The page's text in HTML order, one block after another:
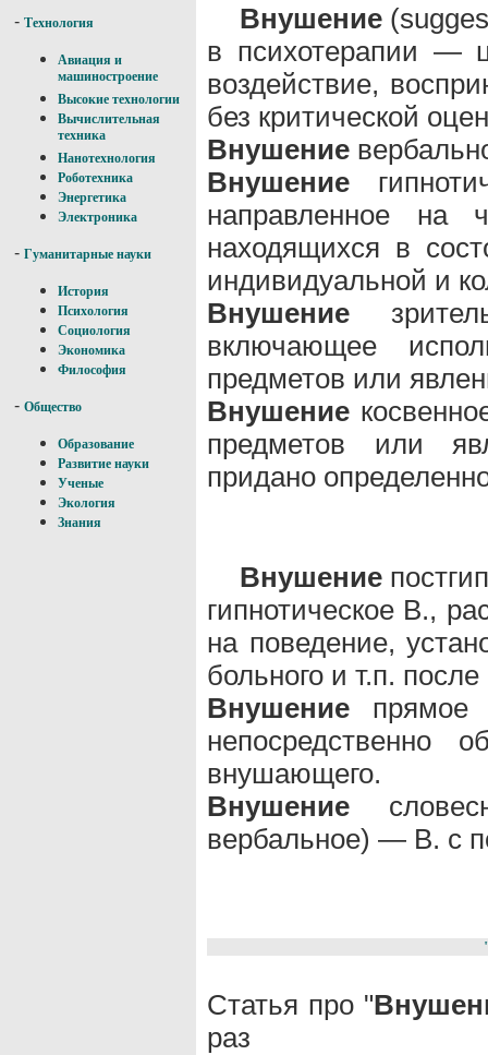
- Технология
Авиация и
машиностроение
Высокие технологии
Вычислительная
техника
Нанотехнология
Роботехника
Энергетика
Электроника
- Гуманитарные науки
История
Психология
Социология
Экономика
Философия
- Общество
Образование
Развитие науки
Ученые
Экология
Знания
Внушение
в психотерапии —
воздействие,
без критической
Внушение
Внушение
направленное на
находящихся в
индивидуальной и
Внушение
включающее
предметов или
Внушение
предметов или
придано
Внушение
гипнотическое В.,
на поведение,
больного и т.п.
Внушение
непосредственно
внушающего.
Внушение
вербальное) — В. с
Статья про "
раз